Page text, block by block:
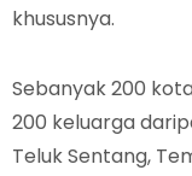
khususnya.
Sebanyak 200
200 keluarga
Teluk Sentang,